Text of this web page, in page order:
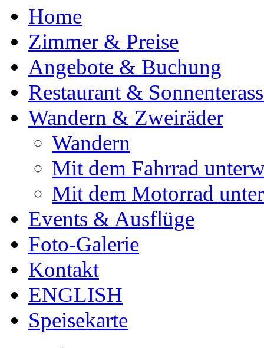
Home
Zimmer & Preise
Angebote & Buchung
Restaurant &
Wandern & Zweiräder
Wandern
Mit dem Fahrrad
Mit dem Motorrad
Events & Ausflüge
Foto-Galerie
Kontakt
ENGLISH
Speisekarte